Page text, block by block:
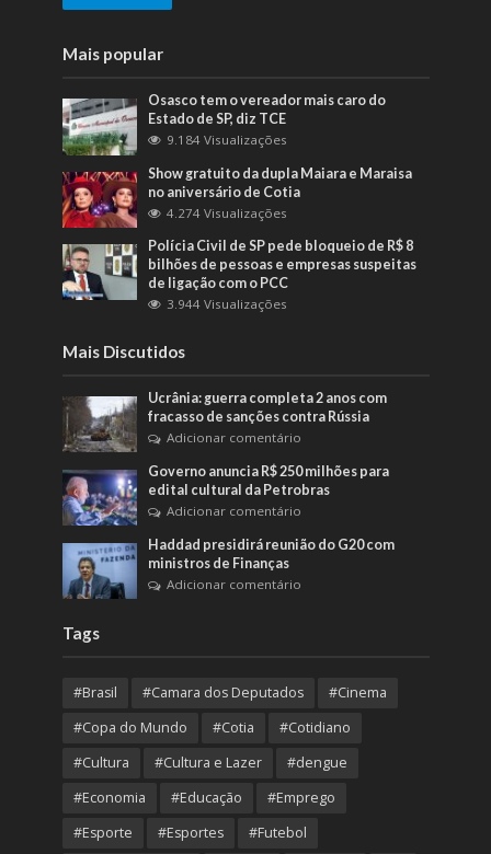
Mais popular
Osasco tem o vereador mais caro do
Estado de SP, diz TCE
9.184 Visualizações
Show gratuito da dupla Maiara e Maraisa
no aniversário de Cotia
4.274 Visualizações
Polícia Civil de SP pede bloqueio de R$ 8
bilhões de pessoas e empresas suspeitas
de ligação com o PCC
3.944 Visualizações
Mais Discutidos
Ucrânia: guerra completa 2 anos com
fracasso de sanções contra Rússia
Adicionar comentário
Governo anuncia R$ 250 milhões para
edital cultural da Petrobras
Adicionar comentário
Haddad presidirá reunião do G20 com
ministros de Finanças
Adicionar comentário
Tags
#Brasil #Camara dos Deputados
#Cinema
#Copa do Mundo
#Cotia
#Cotidiano
#Cultura
#Cultura e Lazer
#dengue
#Economia
#Educação
#Emprego
#Esporte
#Esportes #Futebol